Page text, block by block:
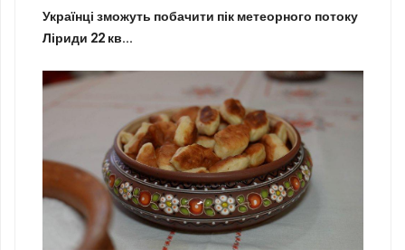
Українці зможуть побачити пік метеорного потоку
Ліриди 22 кв...